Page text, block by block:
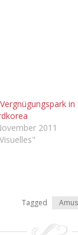
in
2011
Tagged